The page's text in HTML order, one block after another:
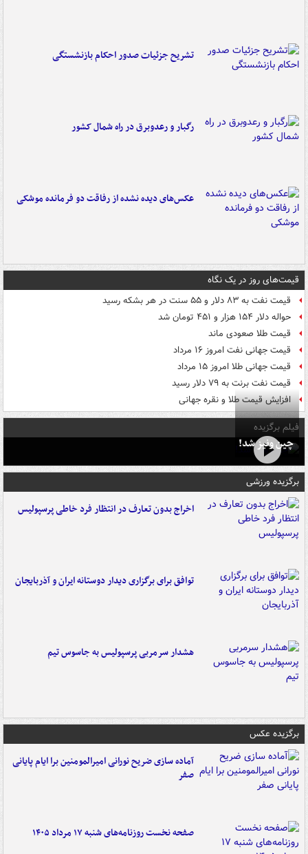
تشریح جزئیات صدور احکام بازنشستگی
رگبار و رعدوبرق در راه شمال کشور
عکس‌های دیده نشده از رفاقت دو فرمانده‌ موشکی
قیمت‌های روز در یک نگاه
قیمت نفت به ۸۳ دلار و ۵۵ سنت در هر بشکه رسید
حواله دلار ۱۵۴ هزار و ۴۵۱ تومان شد
قیمت طلا صعودی ماند
قیمت جهانی نفت امروز ۱۶ مرداد
قیمت جهانی طلا امروز ۱۵ مرداد
قیمت نفت برنت به ۷۹ دلار رسید
افزایش قیمت طلا و نقره جهانی
فیلم برگزیده
چین ونیز شد!
برگزیده ورزشی
اخراج بدون تعارف در انتظار فرد خاطی پرسپولیس
توافق برای برگزاری دیدار دوستانه ایران و آذربایجان
هشدار سرمربی پرسپولیس به جاسوس تیم
برگزیده عکس
آماده سازی ضریح نورانی امیرالمومنین برا ایام پایانی
صفر
صفحه نخست روزنامه‌های شنبه ۱۷ مرداد ۱۴۰۵